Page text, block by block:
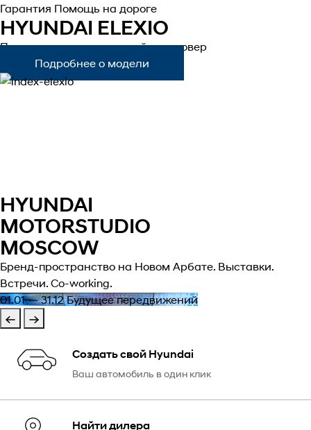
Гарантия Помощь на дороге
HYUNDAI ELEXIO
Полностью электрический кроссовер
Подробнее о модели
HYUNDAI
MOTORSTUDIO
MOSCOW
Бренд-пространство на Новом Арбате. Выставки.
Встречи. Co-working.
01.01 — 31.12Будущее передвижений
Создать свой Hyundai
Ваш автомобиль в один клик
Найти дилера